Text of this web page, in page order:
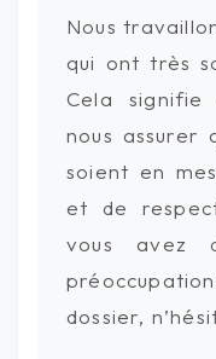
Nous
qui ont très
Cela signifie
nous assurer
soient en
et de
vous avez
dossier,